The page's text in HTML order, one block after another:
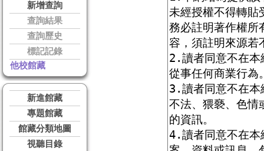
新增查詢
查詢結果
查詢歷史
標記記錄
他校館藏
新進館藏
專題館藏
館藏分類地圖
視聽目錄